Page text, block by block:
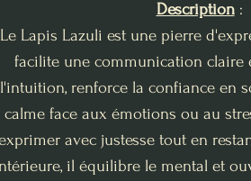
Description:
Le Lapis Lazuli est une pierre
facilite une communication claire
l'intuition, renforce la confiance en
calme face aux émotions ou au
avec justesse tout en
il équilibre le mental et